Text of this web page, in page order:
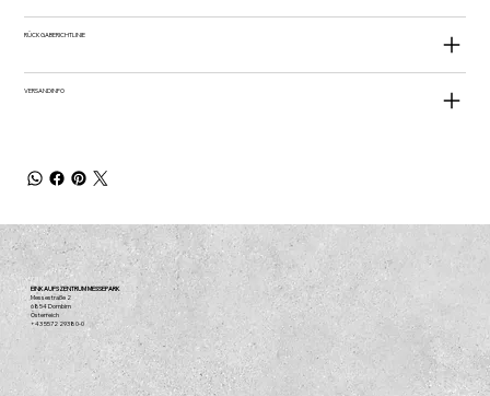
RÜCKGABERICHTLINIE
VERSANDINFO
EINKAUFSZENTRUM MESSEPARK
Messestraße 2
6854 Dornbirn
Österreich
+43 5572 29380-0